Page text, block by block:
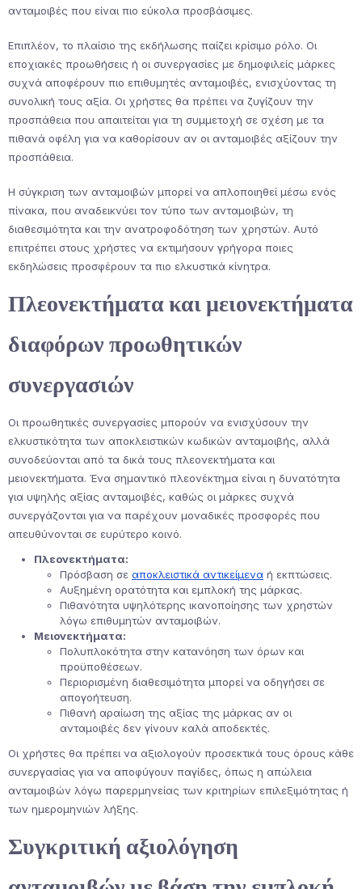
ανταμοιβές που είναι πιο εύκολα προσβάσιμες.
Επιπλέον, το πλαίσιο της εκδήλωσης παίζει κρίσιμο ρόλο. Οι
εποχιακές προωθήσεις ή οι συνεργασίες με δημοφιλείς μάρκες
συχνά αποφέρουν πιο επιθυμητές ανταμοιβές, ενισχύοντας τη
συνολική τους αξία. Οι χρήστες θα πρέπει να ζυγίζουν την
προσπάθεια που απαιτείται για τη συμμετοχή σε σχέση με τα
πιθανά οφέλη για να καθορίσουν αν οι ανταμοιβές αξίζουν την
προσπάθεια.
Η σύγκριση των ανταμοιβών μπορεί να απλοποιηθεί μέσω ενός
πίνακα, που αναδεικνύει τον τύπο των ανταμοιβών, τη
διαθεσιμότητα και την ανατροφοδότηση των χρηστών. Αυτό
επιτρέπει στους χρήστες να εκτιμήσουν γρήγορα ποιες
εκδηλώσεις προσφέρουν τα πιο ελκυστικά κίνητρα.
Πλεονεκτήματα και μειονεκτήματα
διαφόρων προωθητικών
συνεργασιών
Οι προωθητικές συνεργασίες μπορούν να ενισχύσουν την
ελκυστικότητα των αποκλειστικών κωδικών ανταμοιβής, αλλά
συνοδεύονται από τα δικά τους πλεονεκτήματα και
μειονεκτήματα. Ένα σημαντικό πλεονέκτημα είναι η δυνατότητα
για υψηλής αξίας ανταμοιβές, καθώς οι μάρκες συχνά
συνεργάζονται για να παρέχουν μοναδικές προσφορές που
απευθύνονται σε ευρύτερο κοινό.
Πλεονεκτήματα:
Πρόσβαση σε αποκλειστικά αντικείμενα ή εκπτώσεις.
Αυξημένη ορατότητα και εμπλοκή της μάρκας.
Πιθανότητα υψηλότερης ικανοποίησης των χρηστών
λόγω επιθυμητών ανταμοιβών.
Μειονεκτήματα:
Πολυπλοκότητα στην κατανόηση των όρων και
προϋποθέσεων.
Περιορισμένη διαθεσιμότητα μπορεί να οδηγήσει σε
απογοήτευση.
Πιθανή αραίωση της αξίας της μάρκας αν οι
ανταμοιβές δεν γίνουν καλά αποδεκτές.
Οι χρήστες θα πρέπει να αξιολογούν προσεκτικά τους όρους κάθε
συνεργασίας για να αποφύγουν παγίδες, όπως η απώλεια
ανταμοιβών λόγω παρερμηνείας των κριτηρίων επιλεξιμότητας ή
των ημερομηνιών λήξης.
Συγκριτική αξιολόγηση